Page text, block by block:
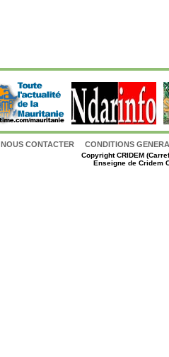
NOUS CONTACTER CONDITIONS
CopyrightCRIDEM
Enseigne de Cridem